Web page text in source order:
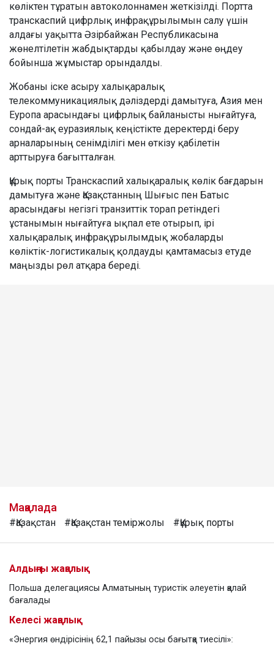
көліктен тұратын автоколоннамен жеткізілді. Портта
транскаспий цифрлық инфрақұрылымын салу үшін
алдағы уақытта Әзірбайжан Республикасына
жөнелтілетін жабдықтарды қабылдау және өңдеу
бойынша жұмыстар орындалды.
Жобаны іске асыру халықаралық
телекоммуникациялық дәліздерді дамытуға, Азия мен
Еуропа арасындағы цифрлық байланысты нығайтуға,
сондай-ақ еуразиялық кеңістікте деректерді беру
арналарының сенімділігі мен өткізу қабілетін
арттыруға бағытталған.
Құрық порты Транскаспий халықаралық көлік бағдарын
дамытуға және Қазақстанның Шығыс пен Батыс
арасындағы негізгі транзиттік торап ретіндегі
ұстанымын нығайтуға ықпал ете отырып, ірі
халықаралық инфрақұрылымдық жобаларды
көліктік-логистикалық қолдауды қамтамасыз етуде
маңызды рөл атқара береді.
Мақалада
#Қазақстан #Қазақстан теміржолы #Құрық порты
Алдыңғы жаңалық
Польша делегациясы Алматының туристік әлеуетін қалай
бағалады
Келесі жаңалық
«Энергия өндірісінің 62,1 пайызы осы бағытқа тиесілі»: